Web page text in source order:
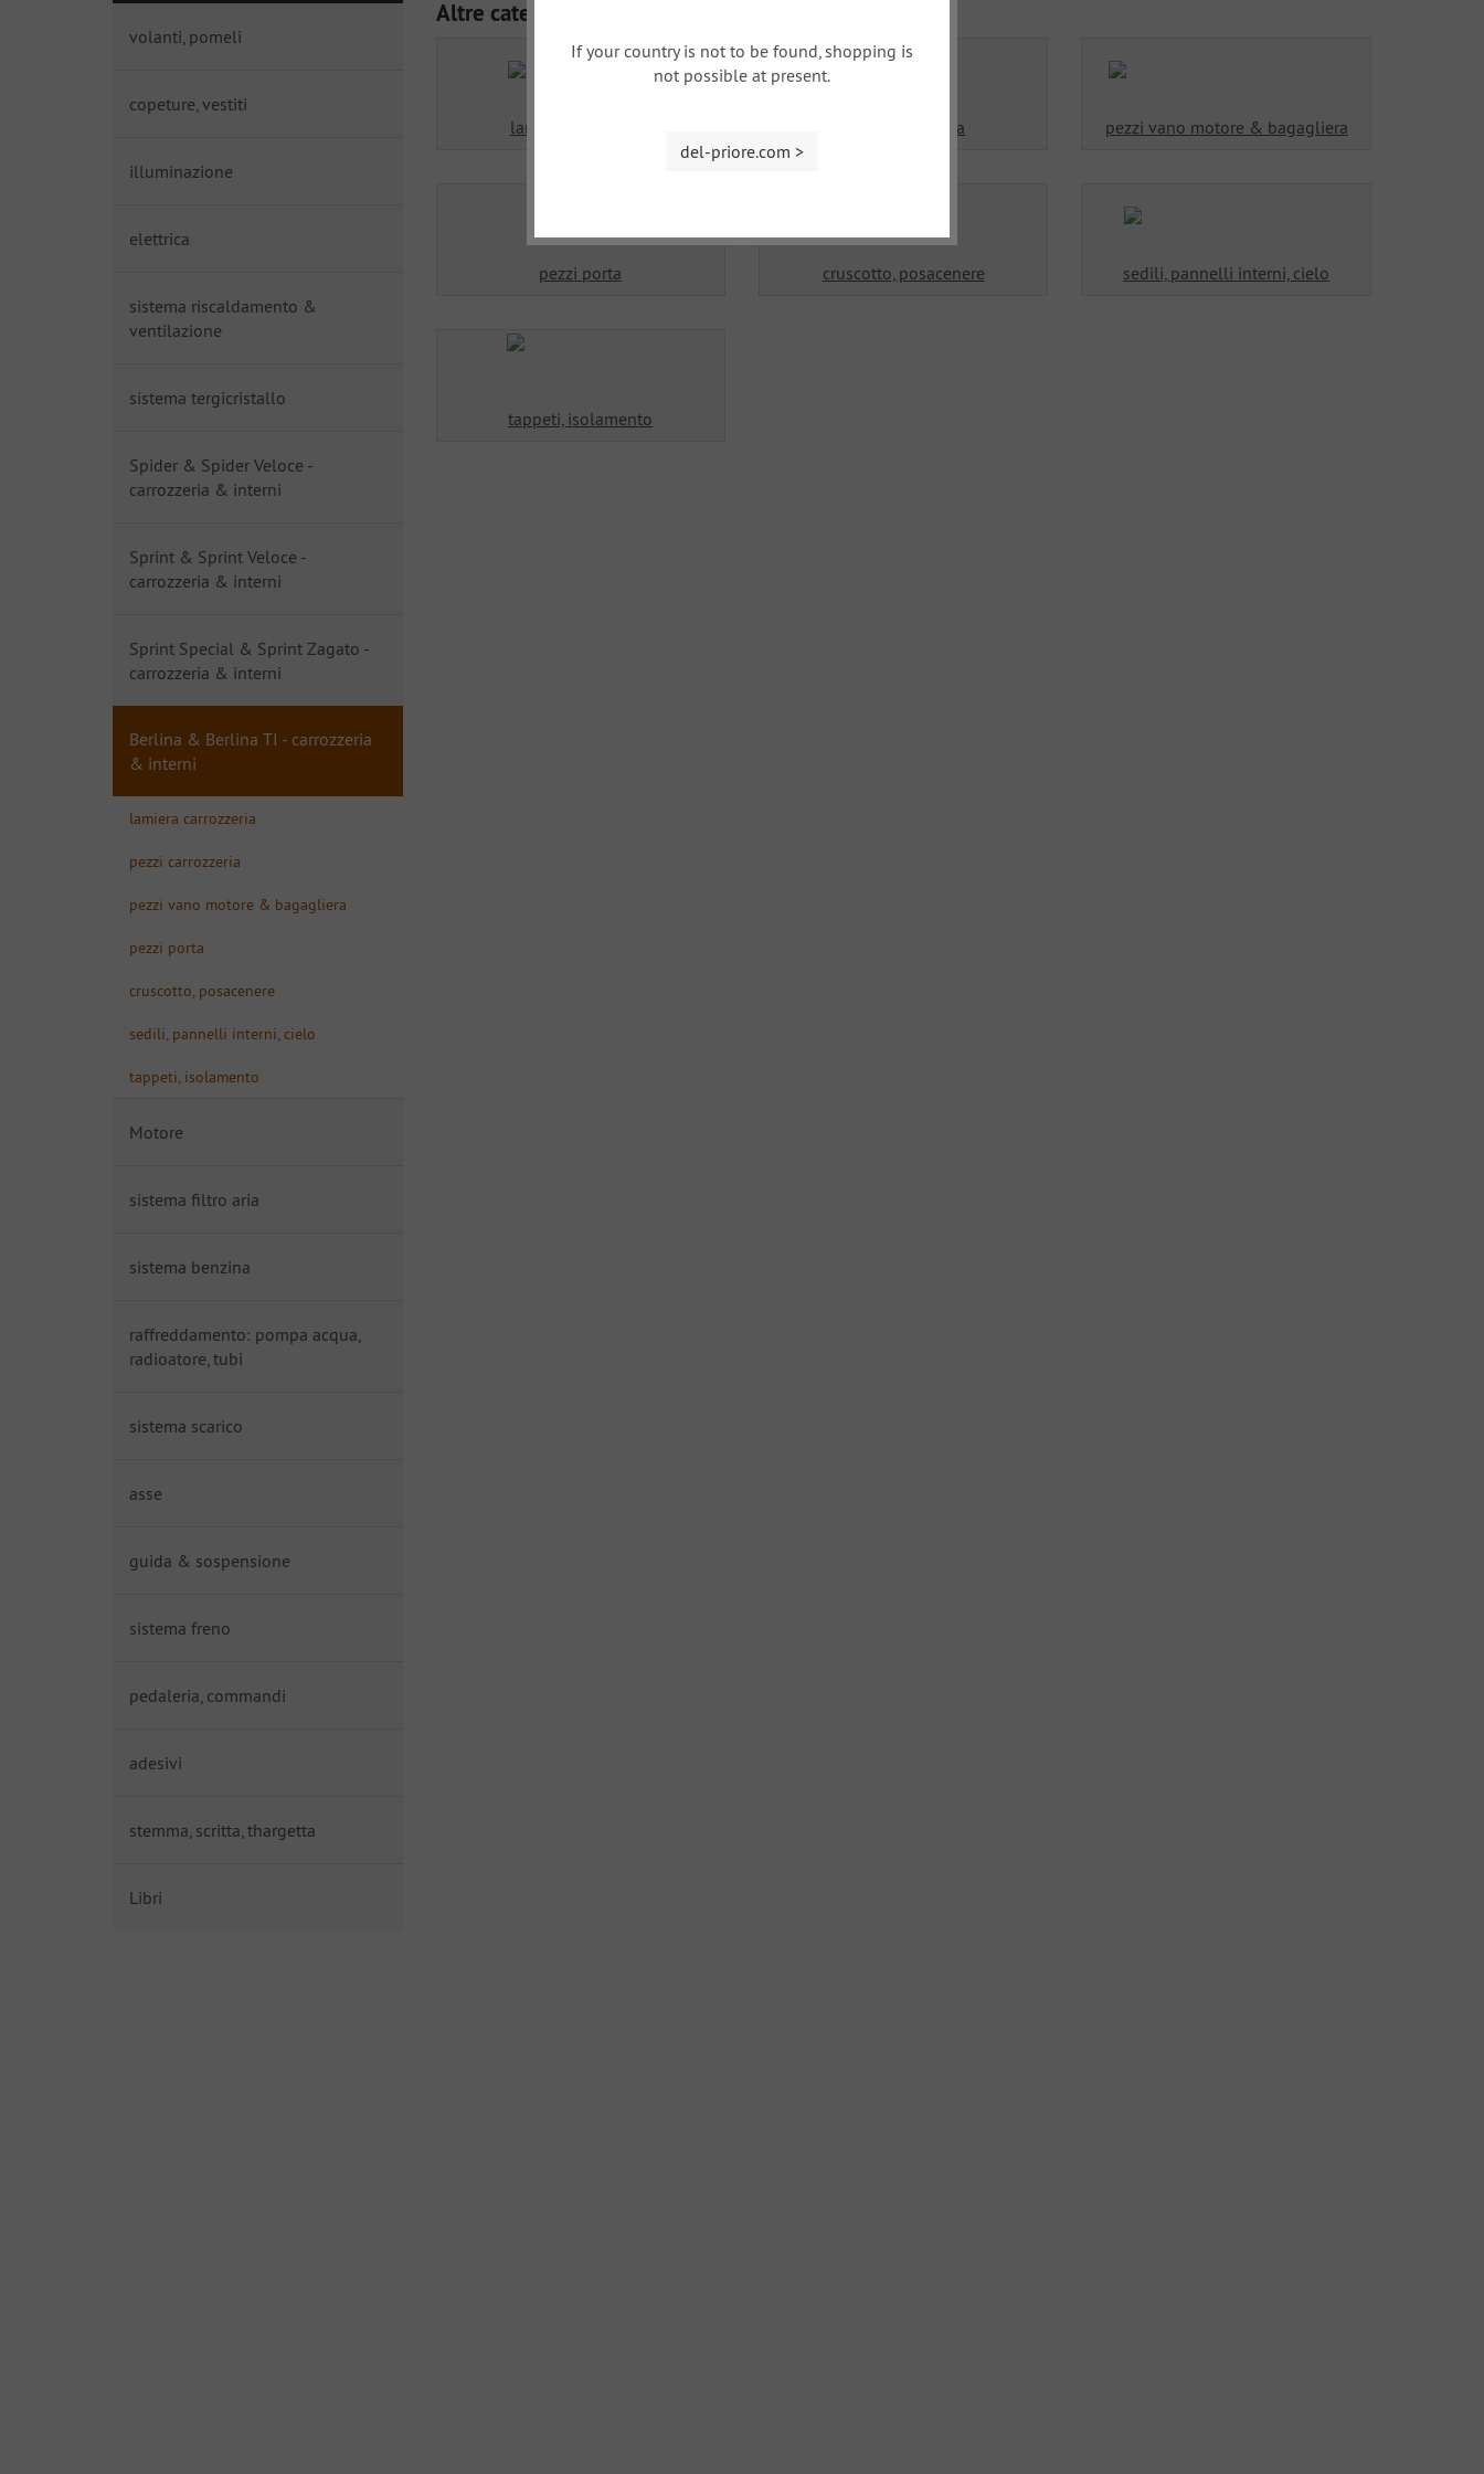
Altre categorie
lamiera carrozzeria pezzi carrozzeria pezzi vano motore & bagagliera
pezzi porta cruscotto, posacenere sedili, pannelli interni, cielo
tappeti, isolamento
volanti, pomeli
copeture, vestiti
illuminazione
elettrica
sistema riscaldamento &
ventilazione
sistema tergicristallo
Spider & Spider Veloce -
carrozzeria & interni
Sprint & Sprint Veloce -
carrozzeria & interni
Sprint Special & Sprint Zagato -
carrozzeria & interni
Berlina & Berlina TI - carrozzeria
& interni
lamiera carrozzeria
pezzi carrozzeria
pezzi vano motore & bagagliera
pezzi porta
cruscotto, posacenere
sedili, pannelli interni, cielo
tappeti, isolamento
Motore
sistema filtro aria
sistema benzina
raffreddamento: pompa acqua,
radioatore, tubi
sistema scarico
asse
guida & sospensione
sistema freno
pedaleria, commandi
adesivi
stemma, scritta, thargetta
Libri
If your country is not to be found, shopping is
not possible at present.
del-priore.com >